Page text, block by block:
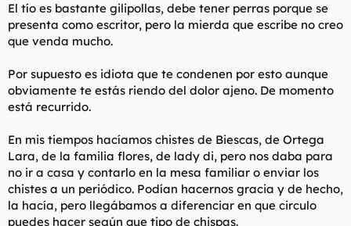
:
El tío es bastante gilipollas, debe tener perras porque se
presenta como escritor, pero la mierda que escribe no creo
que venda mucho.
Por supuesto es idiota que te condenen por esto aunque
obviamente te estás riendo del dolor ajeno. De momento
está recurrido.
En mis tiempos hacíamos chistes de Biescas, de Ortega
Lara, de la familia flores, de lady di, pero nos daba para
no ir a casa y contarlo en la mesa familiar o enviar los
chistes a un periódico. Podían hacernos gracia y de hecho,
la hacía, pero llegábamos a diferenciar en que circulo
puedes hacer según que tipo de chispas.